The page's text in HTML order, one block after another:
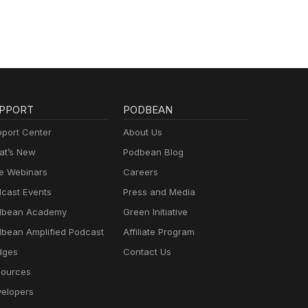
Center
New
Webinars
Events
Academy
Amplified Podcast
PODBEAN
About Us
Podbean Blog
Careers
Press and Media
Green Initiative
Affiliate Program
Contact Us